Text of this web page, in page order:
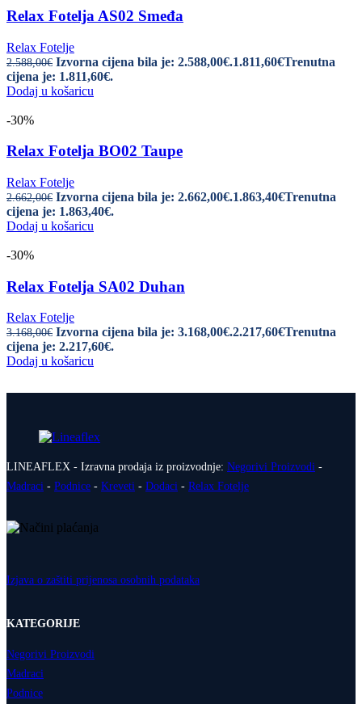
Relax Fotelja AS02 Smeđa
Relax Fotelje
2.588,00€ Izvorna cijena bila je: 2.588,00€.1.811,60€Trenutna
cijena je: 1.811,60€.
Dodaj u košaricu
-30%
Relax Fotelja BO02 Taupe
Relax Fotelje
2.662,00€ Izvorna cijena bila je: 2.662,00€.1.863,40€Trenutna
cijena je: 1.863,40€.
Dodaj u košaricu
-30%
Relax Fotelja SA02 Duhan
Relax Fotelje
3.168,00€ Izvorna cijena bila je: 3.168,00€.2.217,60€Trenutna
cijena je: 2.217,60€.
Dodaj u košaricu
LINEAFLEX - Izravna prodaja iz proizvodnje: Negorivi Proizvodi -
Madraci - Podnice - Kreveti - Dodaci - Relax Fotelje
Izjava o zaštiti prijenosa osobnih podataka
KATEGORIJE
Negorivi Proizvodi
Madraci
Podnice